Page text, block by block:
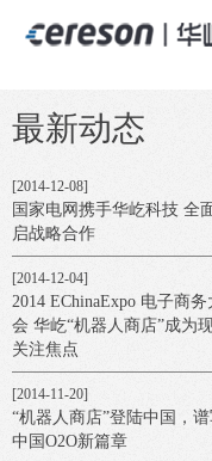
最新动态
【机器人商店】时代姐妹
领军者2030 ——《经济观察
报》专访华屹科技CEO
[2014-12-08]
国家电网携手华屹科技 全
启战略合作
[2014-12-04]
2014 EChinaExpo 电子商务
会 华屹“机器人商店”成为
关注焦点
[2014-11-20]
“机器人商店”登陆中国，谱
中国O2O新篇章